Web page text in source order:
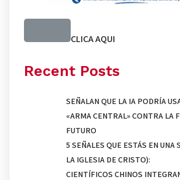
CLICA AQUI
Recent Posts
SEÑALAN QUE LA IA PODRÍA
«ARMA CENTRAL» CONTRA LA
FUTURO
5 SEÑALES QUE ESTÁS EN UNA
LA IGLESIA DE CRISTO):
CIENTÍFICOS CHINOS